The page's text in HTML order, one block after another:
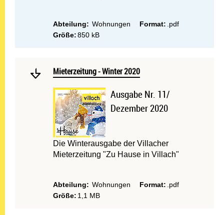
Abteilung: Wohnungen Format: .pdf
Größe: 850 kB
Mehr lesen: Mieterzeitung
Mieterzeitung - Winter 2020
Mieterzeitung - Winter 2020
Ausgabe Nr. 11/
Dezember 2020
Die Winterausgabe der Villacher
Mieterzeitung "Zu Hause in Villach"
Abteilung: Wohnungen Format: .pdf
Größe: 1,1 MB